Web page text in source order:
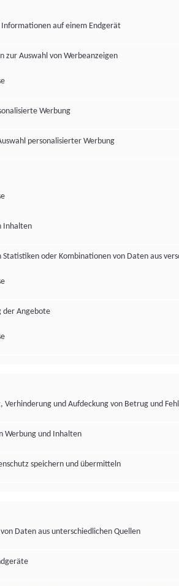
auf einem Endgerät
zur Auswahl von Werbeanzeigen
Werbung
personalisierter Werbung
Inhalten
Statistiken oder Kombinationen von Daten aus
der Angebote
und Aufdeckung von Betrug und
Werbung und Inhalten
speichern und übermitteln
Daten aus unterschiedlichen Quellen